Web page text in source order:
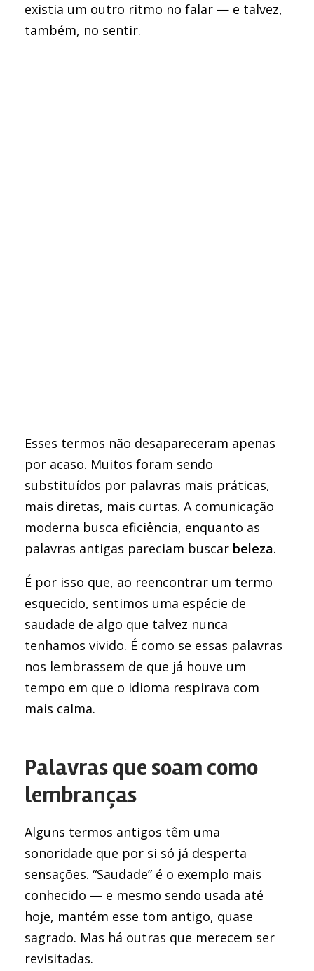
existia um outro ritmo no falar — e talvez,
também, no sentir.
Esses termos não desapareceram apenas
por acaso. Muitos foram sendo
substituídos por palavras mais práticas,
mais diretas, mais curtas. A comunicação
moderna busca eficiência, enquanto as
palavras antigas pareciam buscar beleza.
É por isso que, ao reencontrar um termo
esquecido, sentimos uma espécie de
saudade de algo que talvez nunca
tenhamos vivido. É como se essas palavras
nos lembrassem de que já houve um
tempo em que o idioma respirava com
mais calma.
Palavras que soam como
lembranças
Alguns termos antigos têm uma
sonoridade que por si só já desperta
sensações. “Saudade” é o exemplo mais
conhecido — e mesmo sendo usada até
hoje, mantém esse tom antigo, quase
sagrado. Mas há outras que merecem ser
revisitadas.